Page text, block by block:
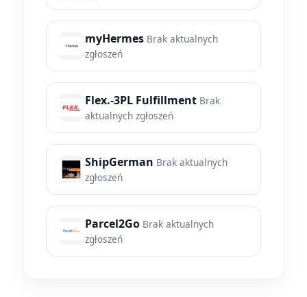
myHermes Brak aktualnych
zgłoszeń
Flex.-3PL Fulfillment Brak
aktualnych zgłoszeń
ShipGerman Brak aktualnych
zgłoszeń
Parcel2Go Brak aktualnych
zgłoszeń